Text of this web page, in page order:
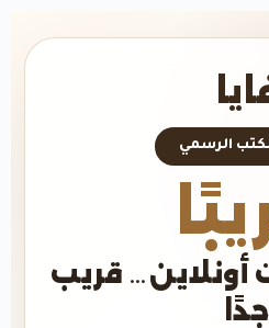
الرسمي
أونلاين… قريب
جدًا